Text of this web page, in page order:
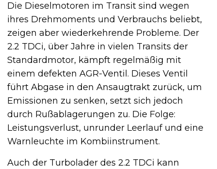
Die Dieselmotoren im Transit sind wegen
ihres Drehmoments und Verbrauchs beliebt,
zeigen aber wiederkehrende Probleme. Der
2.2 TDCi, über Jahre in vielen Transits der
Standardmotor, kämpft regelmäßig mit
einem defekten AGR-Ventil. Dieses Ventil
führt Abgase in den Ansaugtrakt zurück, um
Emissionen zu senken, setzt sich jedoch
durch Rußablagerungen zu. Die Folge:
Leistungsverlust, unrunder Leerlauf und eine
Warnleuchte im Kombiinstrument.
Auch der Turbolader des 2.2 TDCi kann